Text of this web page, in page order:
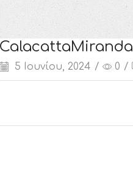
CalacattaMiranda
5 Ιουνίου, 2024 / 0 /